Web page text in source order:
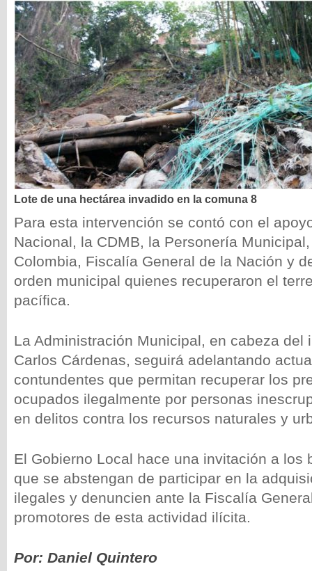
Lote de una hectárea invadido en la comuna 8
Para esta intervención se contó con el
Nacional, la CDMB, la Personería
Colombia, Fiscalía General de la Nación y
orden municipal quienes recuperaron el
pacífica.
La Administración Municipal, en cabeza del
Carlos Cárdenas, seguirá adelantando
contundentes que permitan recuperar los
ocupados ilegalmente por personas
en delitos contra los recursos naturales y
El Gobierno Local hace una invitación a los
que se abstengan de participar en la
ilegales y denuncien ante la Fiscalía
promotores de esta actividad ilícita.
Por: Daniel Quintero